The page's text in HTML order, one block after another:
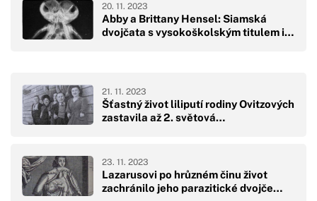
Abby a Brittany Hensel: Siamská
dvojčata s vysokoškolským titulem i…
20. 11. 2023
Šťastný život liliputí rodiny Ovitzových
zastavila až 2. světová…
21. 11. 2023
Lazarusovi po hrůzném činu život
zachránilo jeho parazitické dvojče…
23. 11. 2023